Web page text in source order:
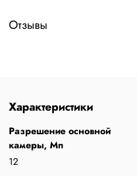
Отзывы
Характеристики
Разрешение основной
камеры, Мп
12